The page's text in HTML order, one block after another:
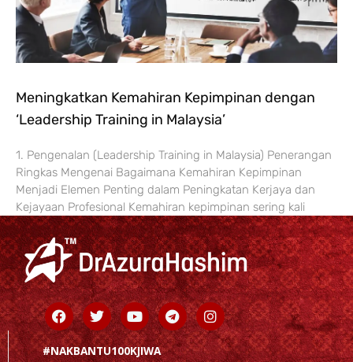
Meningkatkan Kemahiran Kepimpinan dengan
‘Leadership Training in Malaysia’
1. Pengenalan (Leadership Training in Malaysia) Penerangan
Ringkas Mengenai Bagaimana Kemahiran Kepimpinan
Menjadi Elemen Penting dalam Peningkatan Kerjaya dan
Kejayaan Profesional Kemahiran kepimpinan sering kali
Facebook
TwitterYoutubeTelegramInstagram
#NAKBANTU100KJIWA